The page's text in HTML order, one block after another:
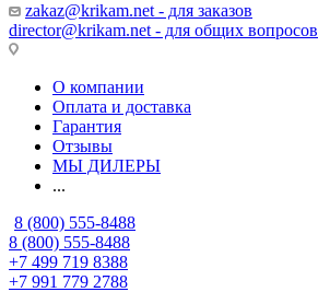
zakaz@krikam.net - для заказов
director@krikam.net - для общих вопросов
О компании
Оплата и доставка
Гарантия
Отзывы
МЫ ДИЛЕРЫ
...
8 (800) 555-8488
8 (800) 555-8488
+7 499 719 8388
+7 991 779 2788